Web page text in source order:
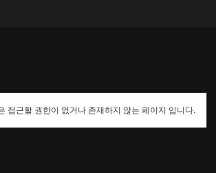
접근할 권한이 없거나 존재하지 않는 페이지 입니다.